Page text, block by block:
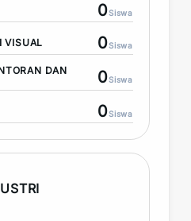
0Siswa
VISUAL 0Siswa
DAN
0Siswa
0Siswa